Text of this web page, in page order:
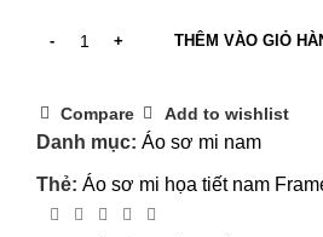
THÊM VÀO GIỎ
Compare Add to wishlist
Danh mục: Áo sơ mi nam
Thẻ: Áo sơ mi họa tiết nam